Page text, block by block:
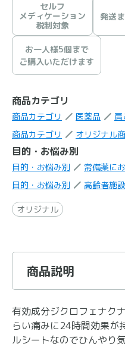
セルフ
メディケーション
税制対象
発送
お一人様5個まで
ご購入いただけます
商品カテゴリ
商品カテゴリ 医薬品
肩
商品カテゴリ
オリジナル
目的・お悩み別
目的・お悩み別 常備薬に
目的・お悩み別
高齢者施
オリジナル
商品説明
有効成分ジクロフェナク
らい痛みに24時間効果が
ルシートなのでひんやり